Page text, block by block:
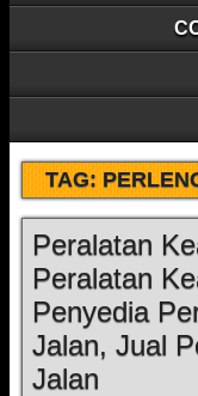
TAG:
Peralatan
Peralatan
Penyedia
Jalan, Jual
Jalan